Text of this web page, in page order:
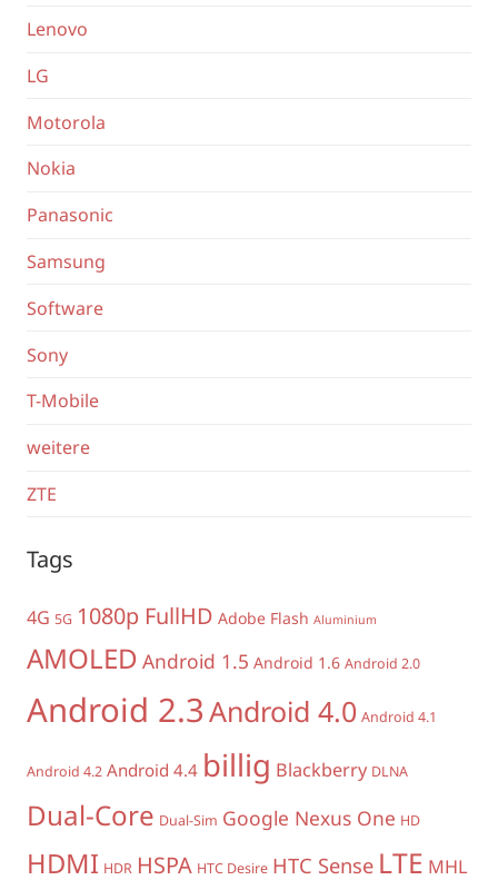
Lenovo
LG
Motorola
Nokia
Panasonic
Samsung
Software
Sony
T-Mobile
weitere
ZTE
Tags
4G 5G 1080p FullHD Adobe Flash Aluminium
AMOLED Android 1.5 Android 1.6 Android 2.0
Android 2.3Android 4.0 Android 4.1
Android 4.2 Android 4.4 billig Blackberry DLNA
Dual-Core Dual-Sim Google Nexus One HD
HDMI HDR HSPA HTC Desire HTC Sense LTE MHL